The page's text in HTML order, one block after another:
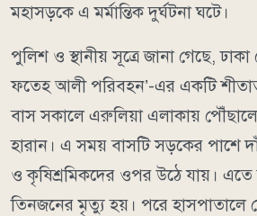
মহাসড়কে এ মর্মান্তিক দুর্ঘটনা ঘটে।
পুলিশ ও স্থানীয় সূত্রে জানা গেছে,
ফতেহ আলী পরিবহন’-এর একটি
বাস সকালে এরুলিয়া এলাকায় পৌঁছালে
হারান। এ সময় বাসটি সড়কের পাশে
ও কৃষিশ্রমিকদের ওপর উঠে যায়। এতে
তিনজনের মৃত্যু হয়। পরে হাসপাতালে